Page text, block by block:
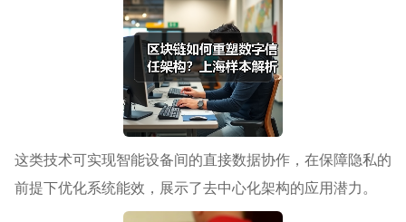
这类技术可实现智能设备间的直接数据协作，在保障隐私的
前提下优化系统能效，展示了去中心化架构的应用潜力。